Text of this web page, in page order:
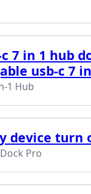
7 in 1 hub
usb-c 7
1 Hub
device turn
Pro